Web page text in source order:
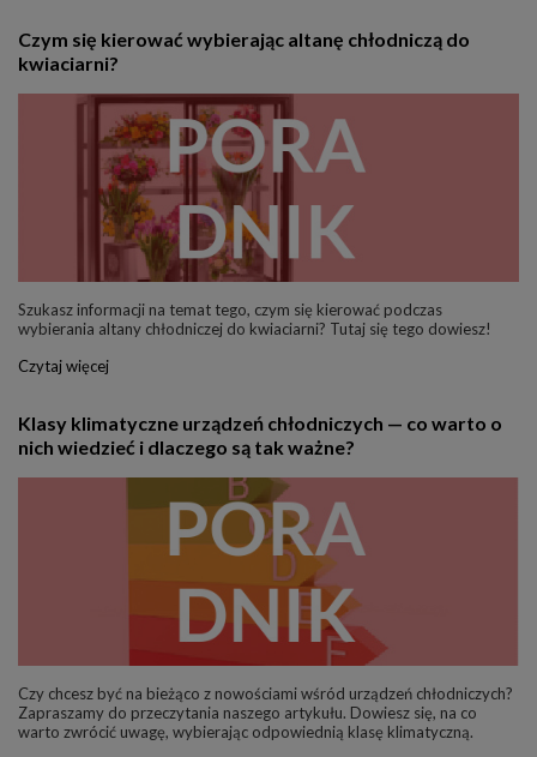
Czym się kierować wybierając altanę chłodniczą do
kwiaciarni?
Szukasz informacji na temat tego, czym się kierować podczas
wybierania altany chłodniczej do kwiaciarni? Tutaj się tego dowiesz!
Czytaj więcej
Klasy klimatyczne urządzeń chłodniczych — co warto o
nich wiedzieć i dlaczego są tak ważne?
Czy chcesz być na bieżąco z nowościami wśród urządzeń chłodniczych?
Zapraszamy do przeczytania naszego artykułu. Dowiesz się, na co
warto zwrócić uwagę, wybierając odpowiednią klasę klimatyczną.